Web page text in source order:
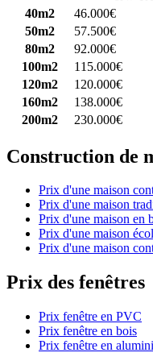
40m2
46.000€
50m2
57.500€
80m2
92.000€
100m2
115.000€
120m2
120.000€
160m2
138.000€
200m2
230.000€
Construction de
Prix d'une maison
Prix d'une maison
Prix d'une maison en
Prix d'une maison
Prix d'une maison
Prix des fenêtres
Prix fenêtre en PVC
Prix fenêtre en bois
Prix fenêtre en